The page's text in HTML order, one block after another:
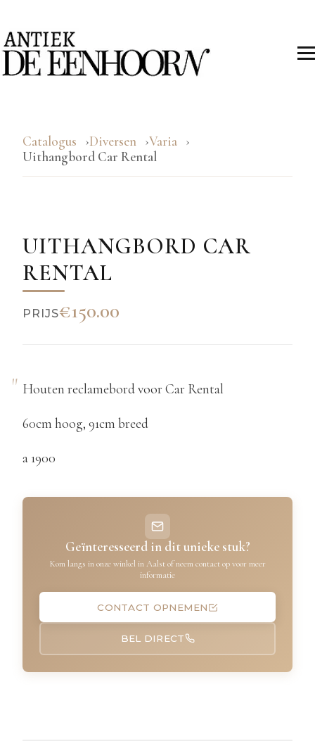
Catalogus Diversen
Varia
Uithangbord Car Rental
UITHANGBORD CAR
RENTAL
PRIJS€150.00
Houten reclamebord voor Car Rental
60cm hoog, 91cm breed
a 1900
Geïnteresseerd in dit unieke stuk?
Kom langs in onze winkel in Aalst of neem contact op voor meer
informatie
CONTACT OPNEMEN
BEL DIRECT